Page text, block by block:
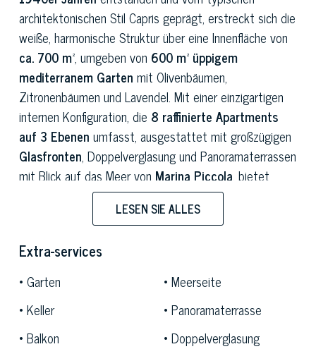
architektonischen Stil Capris geprägt, erstreckt sich die
weiße, harmonische Struktur über eine Innenfläche von
ca. 700 m², umgeben von 600 m² üppigem
mediterranem Garten mit Olivenbäumen,
Zitronenbäumen und Lavendel. Mit einer einzigartigen
internen Konfiguration, die 8 raffinierte Apartments
auf 3 Ebenen umfasst, ausgestattet mit großzügigen
Glasfronten, Doppelverglasung und Panoramaterrassen
mit Blick auf das Meer von Marina Piccola , bietet
diese außergewöhnliche Liegenschaft eine exzellente
Aufnahmekapazität von insgesamt16 Schlafzimmern
großzügige private Repräsentanzvilla für die Aufnahme
zahlreicher Gäste als auch für eine optimale
Kompatibilität mit anspruchsvollenBoutique-
Hospitality-Services
Die Liegenschaft besitzt eine absolut exklusive
LESEN SIE ALLES
Extra-services
Garten
Meerseite
Keller
Panoramaterrasse
Balkon
Doppelverglasung